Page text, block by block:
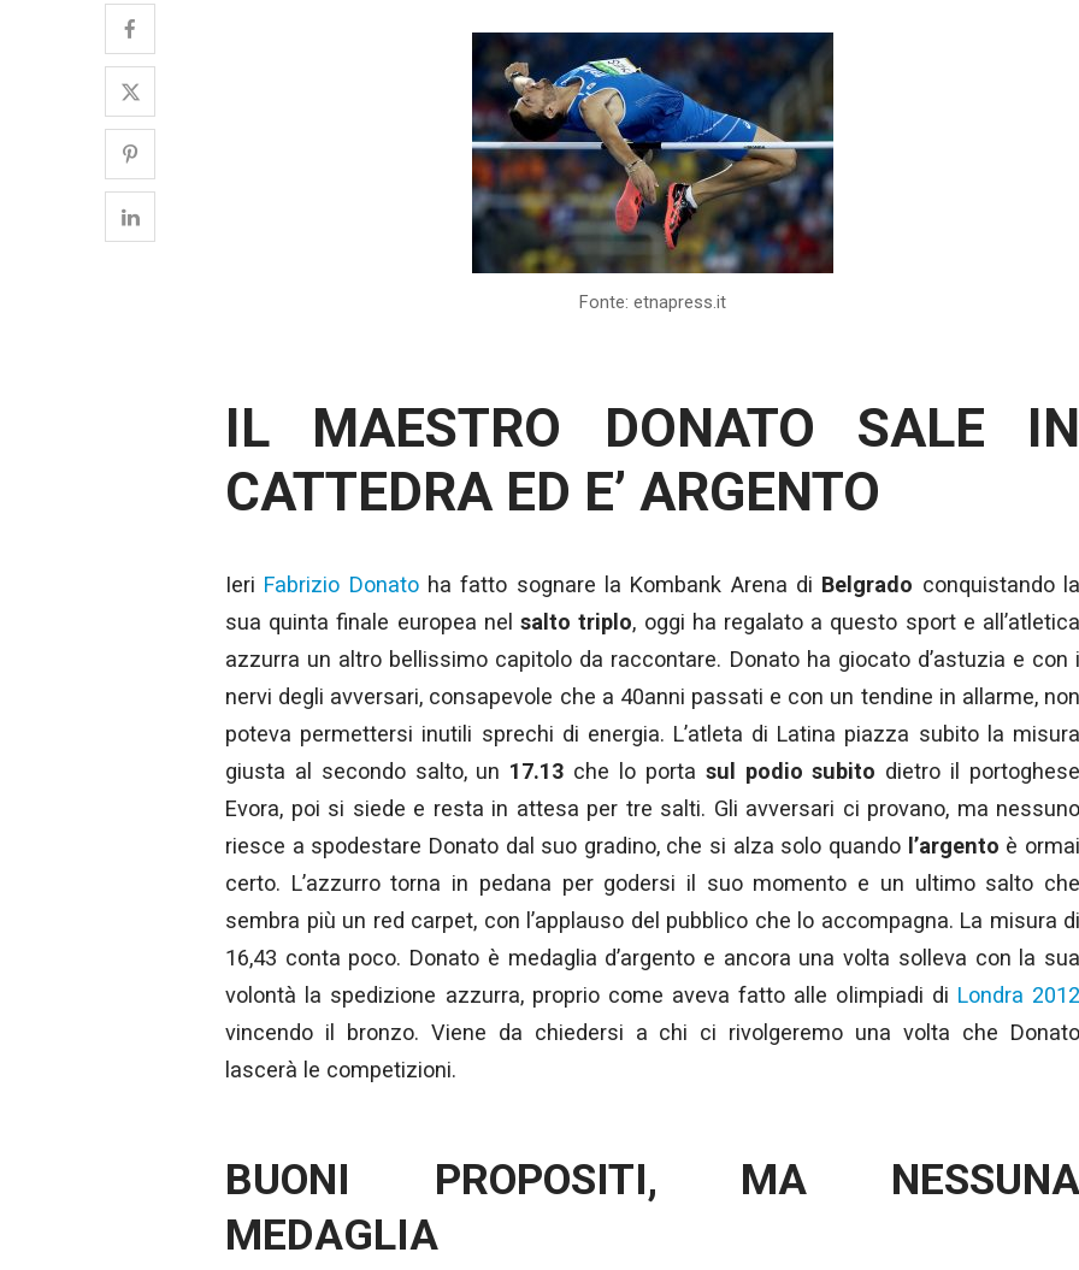
Fonte: etnapress.it
IL MAESTRO DONATO SALE IN
CATTEDRA ED E’ ARGENTO
Ieri Fabrizio Donato ha fatto sognare la Kombank Arena di Belgrado conquistando
sua quinta finale europea nelsalto triplo, oggi ha regalato a questo sport e
azzurra un altro bellissimo capitolo da raccontare. Donato ha giocato d’astuzia e con i
nervi degli avversari, consapevole che a 40anni passati e con un tendine in allarme, non
poteva permettersi inutili sprechi di energia. L’atleta di Latina piazza subito la misura
giusta al secondo salto, un 17.13 che lo porta sul podio subito dietro il
Evora, poi si siede e resta in attesa per tre salti. Gli avversari ci provano, ma nessuno
riesce a spodestare Donato dal suo gradino, che si alza solo quando l’argento è
certo. L’azzurro torna in pedana per godersi il suo momento e un ultimo salto che
sembra più un red carpet, con l’applauso del pubblico che lo accompagna. La misura di
16,43 conta poco. Donato è medaglia d’argento e ancora una volta solleva con la sua
volontà la spedizione azzurra, proprio come aveva fatto alle olimpiadi di Londra
vincendo il bronzo. Viene da chiedersi a chi ci rivolgeremo una volta che Donato
lascerà le competizioni.
BUONI PROPOSITI, MA NESSUNA
MEDAGLIA